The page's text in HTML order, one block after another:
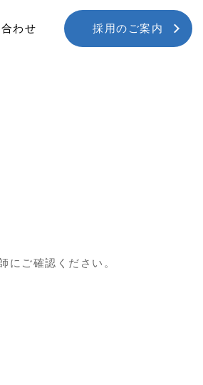
わせ 採用のご案内
にご確認ください。